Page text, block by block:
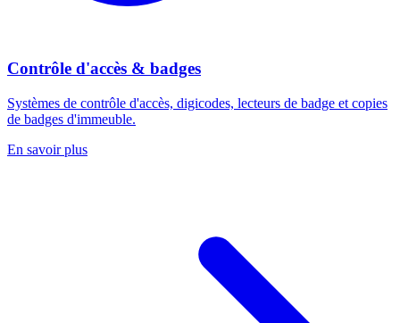
Contrôle d'accès & badges
Systèmes de contrôle d'accès, digicodes, lecteurs de badge et copies
de badges d'immeuble.
En savoir plus